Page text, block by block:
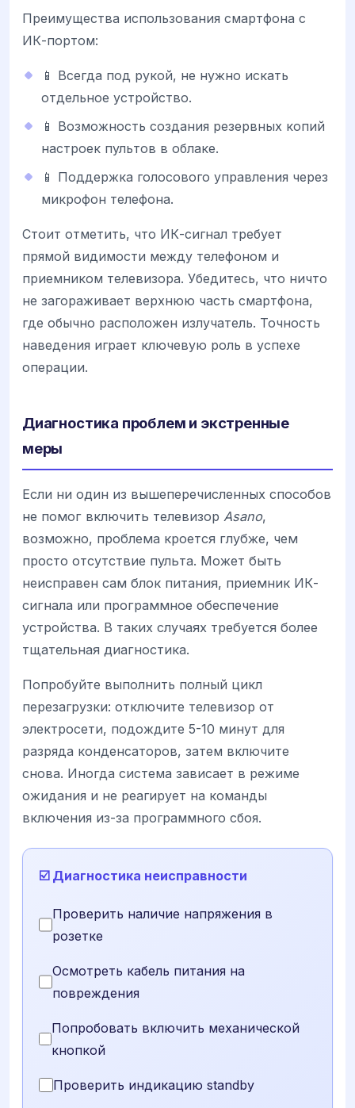
Преимущества использования смартфона с
ИК-портом:
📱 Всегда под рукой, не нужно искать
отдельное устройство.
📱 Возможность создания резервных копий
настроек пультов в облаке.
📱 Поддержка голосового управления через
микрофон телефона.
Стоит отметить, что ИК-сигнал требует
прямой видимости между телефоном и
приемником телевизора. Убедитесь, что ничто
не загораживает верхнюю часть смартфона,
где обычно расположен излучатель. Точность
наведения играет ключевую роль в успехе
операции.
Диагностика проблем и экстренные
меры
Если ни один из вышеперечисленных способов
не помог включить телевизор Asano,
возможно, проблема кроется глубже, чем
просто отсутствие пульта. Может быть
неисправен сам блок питания, приемник ИК-
сигнала или программное обеспечение
устройства. В таких случаях требуется более
тщательная диагностика.
Попробуйте выполнить полный цикл
перезагрузки: отключите телевизор от
электросети, подождите 5-10 минут для
разряда конденсаторов, затем включите
снова. Иногда система зависает в режиме
ожидания и не реагирует на команды
включения из-за программного сбоя.
☑️ Диагностика неисправности
Проверить наличие напряжения в
розетке
Осмотреть кабель питания на
повреждения
Попробовать включить механической
кнопкой
Проверить индикацию standby